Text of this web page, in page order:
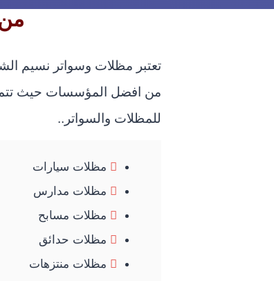
تعتبر مظلات وسواتر نسيم
من افضل المؤسسات حيث
للمظلات والسواتر..
مظلات سيارات
مظلات مدارس
مظلات مسابح
مظلات حدائق
مظلات منتزهات